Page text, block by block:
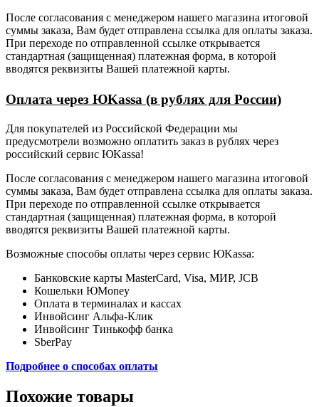
После согласования с менеджером нашего магазина итоговой
суммы заказа, Вам будет отправлена ссылка для оплаты заказа.
При переходе по отправленной ссылке открывается
стандартная (защищенная) платежная форма, в которой
вводятся реквизиты Вашей платежной карты.
Оплата через ЮKassa (в рублях для России)
Для покупателей из Российской Федерации мы
предусмотрели возможно оплатить заказ в рублях через
российский сервис ЮKassa!
После согласования с менеджером нашего магазина итоговой
суммы заказа, Вам будет отправлена ссылка для оплаты заказа.
При переходе по отправленной ссылке открывается
стандартная (защищенная) платежная форма, в которой
вводятся реквизиты Вашей платежной карты.
Возможные способы оплаты через сервис ЮKassa:
Банковские карты MasterCard, Visa, МИР, JCB
Кошельки ЮMoney
Оплата в терминалах и кассах
Инвойсинг Альфа-Клик
Инвойсинг Тинькофф банка
SberPay
Подробнее о способах оплаты
Похожие товары